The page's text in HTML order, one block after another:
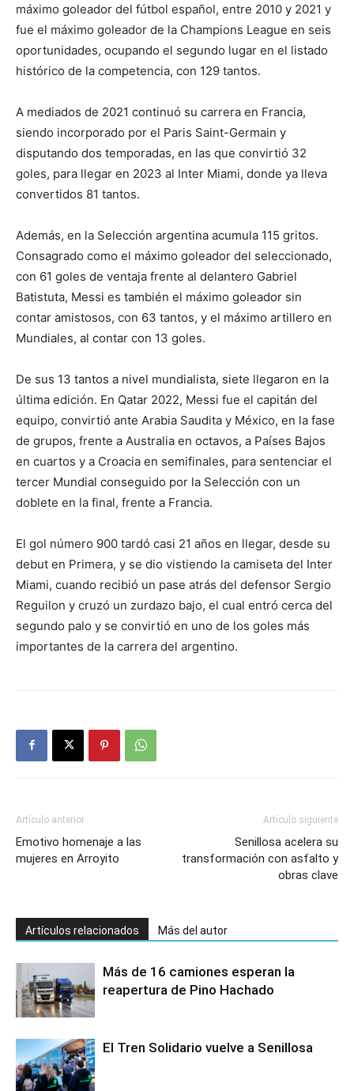
máximo goleador del fútbol español, entre 2010 y 2021 y
fue el máximo goleador de la Champions League en seis
oportunidades, ocupando el segundo lugar en el listado
histórico de la competencia, con 129 tantos.
A mediados de 2021 continuó su carrera en Francia,
siendo incorporado por el Paris Saint-Germain y
disputando dos temporadas, en las que convirtió 32
goles, para llegar en 2023 al Inter Miami, donde ya lleva
convertidos 81 tantos.
Además, en la Selección argentina acumula 115 gritos.
Consagrado como el máximo goleador del seleccionado,
con 61 goles de ventaja frente al delantero Gabriel
Batistuta, Messi es también el máximo goleador sin
contar amistosos, con 63 tantos, y el máximo artillero en
Mundiales, al contar con 13 goles.
De sus 13 tantos a nivel mundialista, siete llegaron en la
última edición. En Qatar 2022, Messi fue el capitán del
equipo, convirtió ante Arabia Saudita y México, en la fase
de grupos, frente a Australia en octavos, a Países Bajos
en cuartos y a Croacia en semifinales, para sentenciar el
tercer Mundial conseguido por la Selección con un
doblete en la final, frente a Francia.
El gol número 900 tardó casi 21 años en llegar, desde su
debut en Primera, y se dio vistiendo la camiseta del Inter
Miami, cuando recibió un pase atrás del defensor Sergio
Reguilon y cruzó un zurdazo bajo, el cual entró cerca del
segundo palo y se convirtió en uno de los goles más
importantes de la carrera del argentino.
Artículo anterior
Emotivo homenaje a las
mujeres en Arroyito
Artículo siguiente
Senillosa acelera su
transformación con asfalto y
obras clave
Artículos relacionados Más del autor
Más de 16 camiones esperan la
reapertura de Pino Hachado
El Tren Solidario vuelve a Senillosa